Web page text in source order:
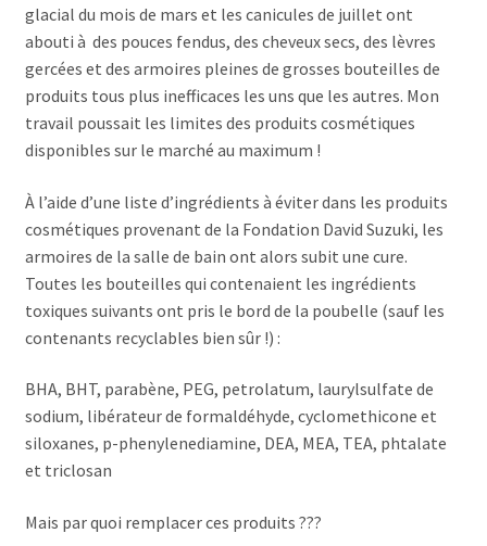
My custom checkout page
Panier/Cart
glacial du mois de mars et les canicules de juillet ont
abouti à des pouces fendus, des cheveux secs, des lèvres
gercées et des armoires pleines de grosses bouteilles de
produits tous plus inefficaces les uns que les autres. Mon
travail poussait les limites des produits cosmétiques
disponibles sur le marché au maximum !
À l’aide d’une liste d’ingrédients à éviter dans les produits
cosmétiques provenant de la Fondation David Suzuki, les
armoires de la salle de bain ont alors subit une cure.
Toutes les bouteilles qui contenaient les ingrédients
toxiques suivants ont pris le bord de la poubelle (sauf les
contenants recyclables bien sûr !) :
BHA, BHT, parabène, PEG, petrolatum, laurylsulfate de
sodium, libérateur de formaldéhyde, cyclomethicone et
siloxanes, p-phenylenediamine, DEA, MEA, TEA, phtalate
et triclosan
Mais par quoi remplacer ces produits ???